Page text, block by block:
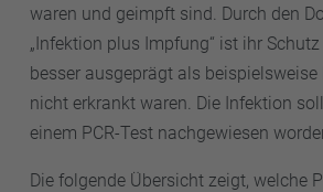
waren und geimpft sind. Durch den
„Infektion plus Impfung“ ist ihr
besser ausgeprägt als beispielsweise
nicht erkrankt waren. Die Infektion
einem PCR-Test nachgewiesen
Die folgende Übersicht zeigt, welche